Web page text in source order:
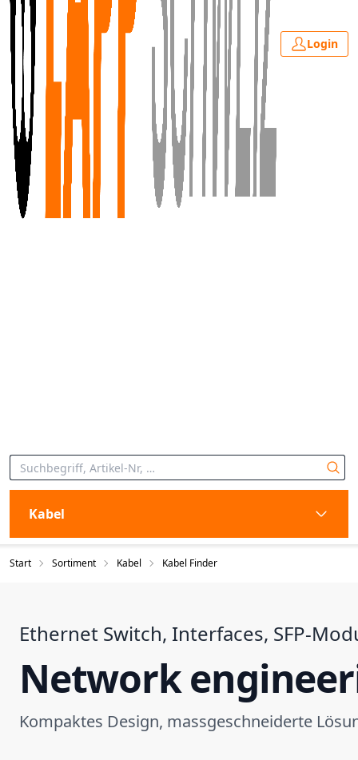
Login
Kabel
Start Sortiment Kabel Kabel Finder
Ethernet Switch, Interfaces, SFP-
Network
Kompaktes Design, massgeschneiderte